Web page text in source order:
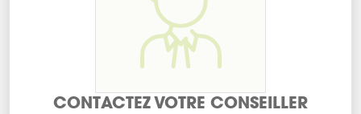
CONTACTEZ VOTRE CONSEILLER